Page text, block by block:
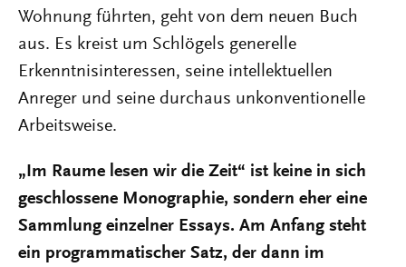
Wohnung führten, geht von dem neuen Buch
aus. Es kreist um Schlögels generelle
Erkenntnisinteressen, seine intellektuellen
Anreger und seine durchaus unkonventionelle
Arbeitsweise.
„Im Raume lesen wir die Zeit“ ist keine in sich
geschlossene Monographie, sondern eher eine
Sammlung einzelner Essays. Am Anfang steht
ein programmatischer Satz, der dann im